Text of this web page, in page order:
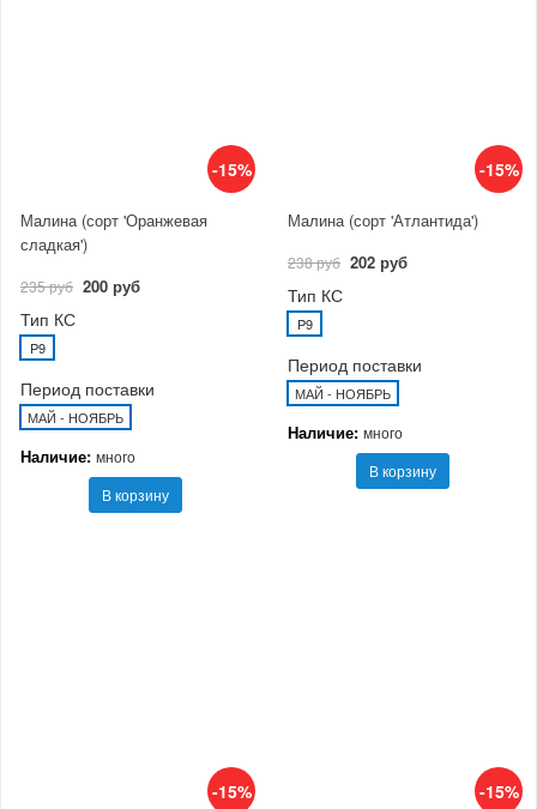
-15%
Малина (сорт 'Оранжевая
сладкая')
235 руб 200 руб
Тип КС
P9
Период поставки
МАЙ - НОЯБРЬ
Наличие: много
В корзину
-15%
Малина (сорт 'Атлантида')
238 руб 202 руб
Тип КС
P9
Период поставки
МАЙ - НОЯБРЬ
Наличие: много
В корзину
-15% -15%